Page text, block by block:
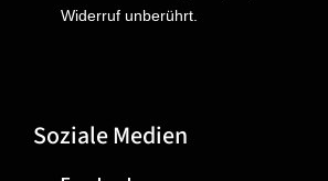
Widerruf unberührt.
Soziale Medien